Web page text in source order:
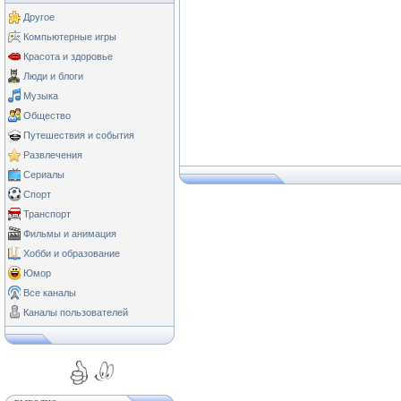
Другое
Компьютерные игры
Красота и здоровье
Люди и блоги
Музыка
Общество
Путешествия и события
Развлечения
Сериалы
Спорт
Транспорт
Фильмы и анимация
Хобби и образование
Юмор
Все каналы
Каналы пользователей